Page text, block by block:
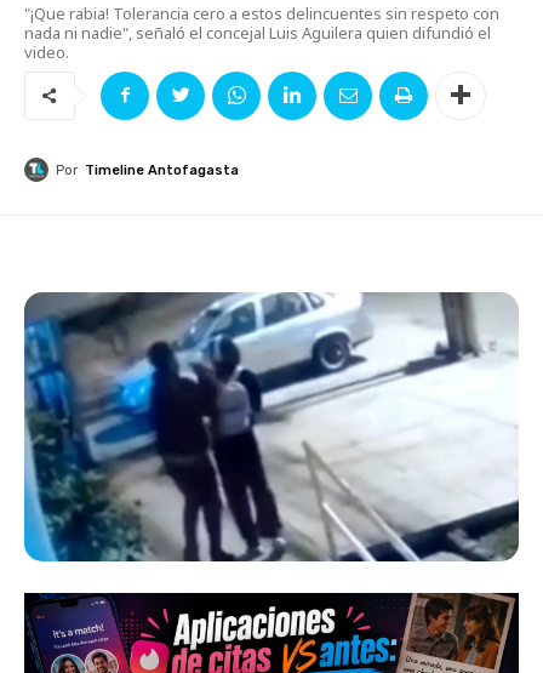
"¡Que rabia! Tolerancia cero a estos delincuentes sin respeto con
nada ni nadie", señaló el concejal Luis Aguilera quien difundió el
video.
Por Timeline Antofagasta